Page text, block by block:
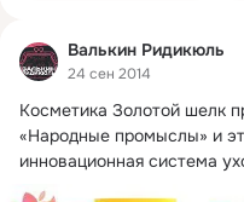
Валькин Ридикюль
24 сен 2014
Косметика Золотой шелк
«Народные промыслы» и
инновационная система